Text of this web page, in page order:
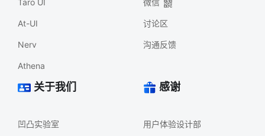
Taro UI
At-UI
Nerv
Athena
微信
讨论区
沟通反馈
关于我们
凹凸实验室
感谢
用户体验设计部